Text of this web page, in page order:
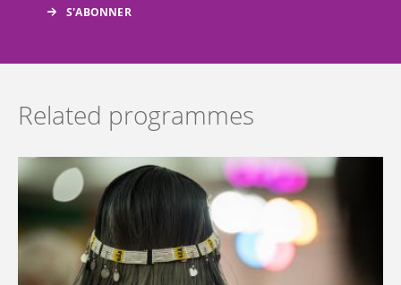
Related programmes